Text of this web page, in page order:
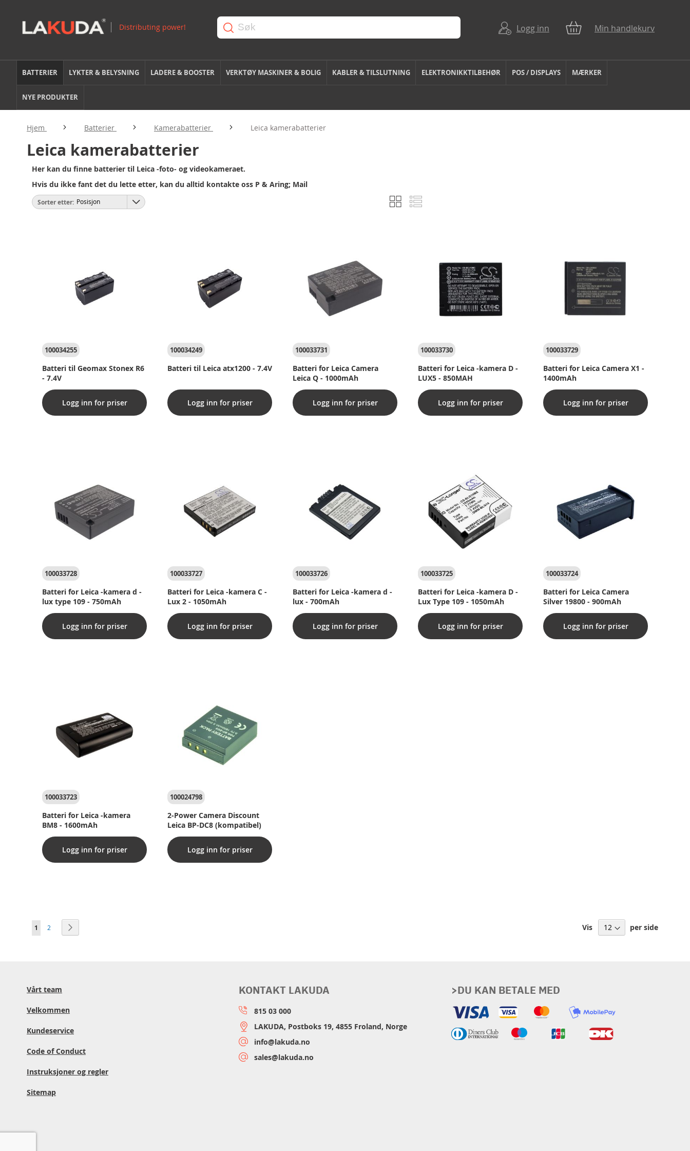
Logg inn Min handlekurv
BATTERIER LYKTER & BELYSNING LADERE & BOOSTER VERKTØY MASKINER & BOLIG KABLER & TILSLUTNING ELEKTRONIKKTILBEHØR POS / DISPLAYS MÆRKER
NYE PRODUKTER
Hjem Batterier Kamerabatterier Leica kamerabatterier
Leica kamerabatterier
Her kan du finne batterier til Leica -foto- og videokameraet.
Hvis du ikke fant det du lette etter, kan du alltid kontakte oss P & Aring; Mail
V
i
R
u
L
i
Sorter etter
100034255
Batteri til Geomax Stonex R6
- 7.4V
Logg inn for priser
100034249
Batteri til Leica atx1200 - 7.4V
Logg inn for priser
100033731
Batteri for Leica Camera
Leica Q - 1000mAh
Logg inn for priser
100033730
Batteri for Leica -kamera D -
LUX5 - 850MAH
Logg inn for priser
100033729
Batteri for Leica Camera X1 -
1400mAh
Logg inn for priser
100033728
Batteri for Leica -kamera d -
lux type 109 - 750mAh
Logg inn for priser
100033727
Batteri for Leica -kamera C -
Lux 2 - 1050mAh
Logg inn for priser
100033726
Batteri for Leica -kamera d -
lux - 700mAh
Logg inn for priser
100033725
Batteri for Leica -kamera D -
Lux Type 109 - 1050mAh
Logg inn for priser
100033724
Batteri for Leica Camera
Silver 19800 - 900mAh
Logg inn for priser
100033723
Batteri for Leica -kamera
BM8 - 1600mAh
Logg inn for priser
100024798
2-Power Camera Discount
Leica BP-DC8 (kompatibel)
Logg inn for priser
S
i
You're currently reading page
1 Side
2 Vis per side
Vårt team
Velkommen
Kundeservice
Code of Conduct
Instruksjoner og regler
Sitemap
>DU KAN BETALE MED
KONTAKT LAKUDA
815 03 000
LAKUDA, Postboks 19, 4855 Froland, Norge
info@lakuda.no
sales@lakuda.no